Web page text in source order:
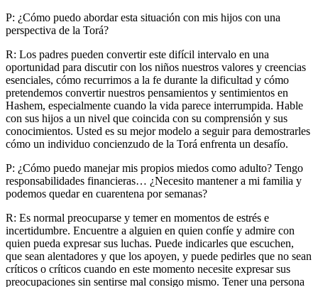
P: ¿Cómo puedo abordar esta situación con mis hijos con una
perspectiva de la Torá?
R: Los padres pueden convertir este difícil intervalo en una
oportunidad para discutir con los niños nuestros valores y creencias
esenciales, cómo recurrimos a la fe durante la dificultad y cómo
pretendemos convertir nuestros pensamientos y sentimientos en
Hashem, especialmente cuando la vida parece interrumpida. Hable
con sus hijos a un nivel que coincida con su comprensión y sus
conocimientos. Usted es su mejor modelo a seguir para demostrarles
cómo un individuo concienzudo de la Torá enfrenta un desafío.
P: ¿Cómo puedo manejar mis propios miedos como adulto? Tengo
responsabilidades financieras… ¿Necesito mantener a mi familia y
podemos quedar en cuarentena por semanas?
R: Es normal preocuparse y temer en momentos de estrés e
incertidumbre. Encuentre a alguien en quien confíe y admire con
quien pueda expresar sus luchas. Puede indicarles que escuchen,
que sean alentadores y que los apoyen, y puede pedirles que no sean
críticos o críticos cuando en este momento necesite expresar sus
preocupaciones sin sentirse mal consigo mismo. Tener una persona